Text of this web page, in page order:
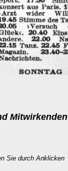
Mitwirkenden
Sie durch Anklicken